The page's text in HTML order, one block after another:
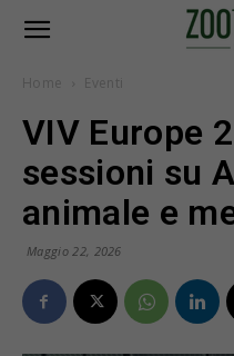
Home Eventi
VIV Europe
sessioni su
animale e
Maggio 22, 2026